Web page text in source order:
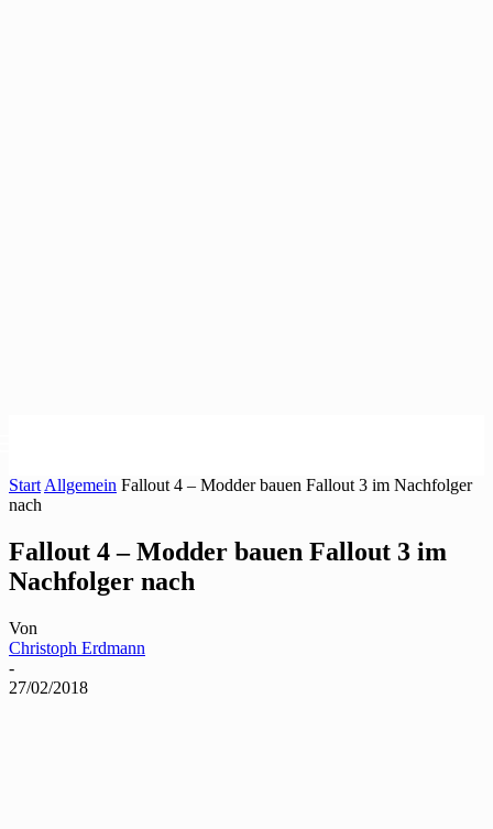
Start Allgemein Fallout 4 – Modder bauen Fallout 3 im Nachfolger
nach
Fallout 4 – Modder bauen Fallout 3 im
Nachfolger nach
Von
Christoph Erdmann
-
27/02/2018